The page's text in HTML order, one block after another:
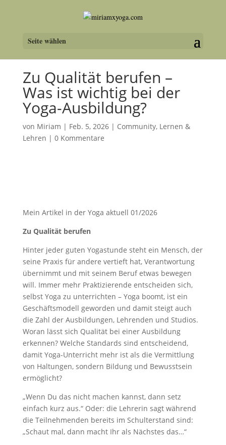
Seite wählen
Zu Qualität berufen –
Was ist wichtig bei der
Yoga-Ausbildung?
von Miriam | Feb. 5, 2026| Community, Lernen &
Lehren | 0 Kommentare
Mein Artikel in der Yoga aktuell 01/2026
Zu Qualität berufen
Hinter jeder guten Yogastunde steht ein Mensch, der
seine Praxis für andere vertieft hat, Verantwortung
übernimmt und mit seinem Beruf etwas bewegen
will. Immer mehr Praktizierende entscheiden sich,
selbst Yoga zu unterrichten – Yoga boomt, ist ein
Geschäftsmodell geworden und damit steigt auch
die Zahl der Ausbildungen, Lehrenden und Studios.
Woran lässt sich Qualität bei einer Ausbildung
erkennen? Welche Standards sind entscheidend,
damit Yoga-Unterricht mehr ist als die Vermittlung
von Haltungen, sondern Bildung und Bewusstsein
ermöglicht?
„Wenn Du das nicht machen kannst, dann setz
einfach kurz aus.“ Oder: die Lehrerin sagt während
die Teilnehmenden bereits im Schulterstand sind:
„Schaut mal, dann macht Ihr als Nächstes das…“